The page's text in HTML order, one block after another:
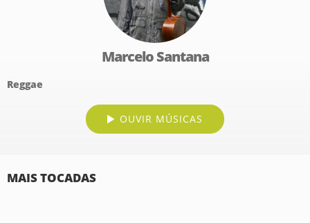
Marcelo Santana
Reggae
OUVIR MÚSICAS
MAIS TOCADAS